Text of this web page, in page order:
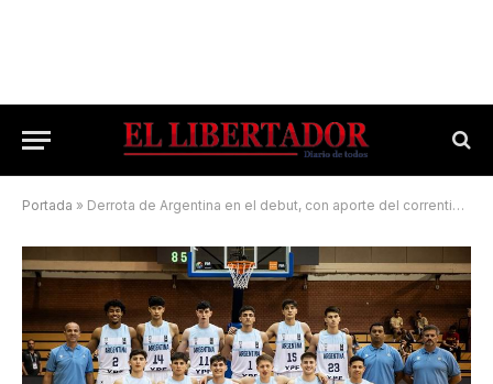
Portada » Derrota de Argentina en el debut, con aporte del correntino Bordón